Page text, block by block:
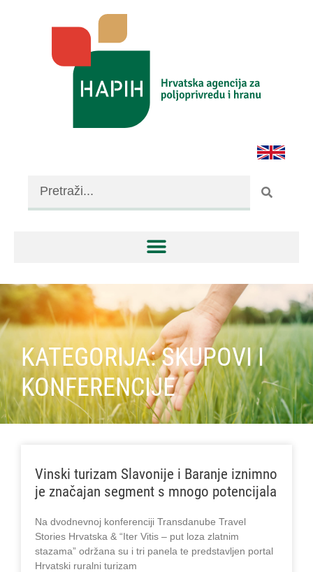
KATEGORIJA: SKUPOVI I
KONFERENCIJE
Vinski turizam Slavonije i Baranje iznimno
je značajan segment s mnogo potencijala
Na dvodnevnoj konferenciji Transdanube Travel
Stories Hrvatska & “Iter Vitis – put loza zlatnim
stazama” održana su i tri panela te predstavljen portal
Hrvatski ruralni turizam